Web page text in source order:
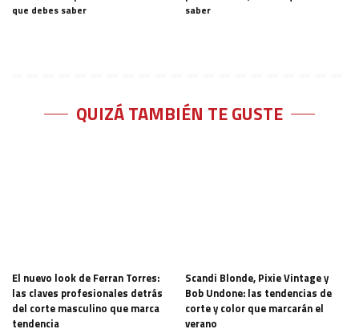
que debes saber
saber
QUIZÁ TAMBIÉN TE GUSTE
El nuevo look de Ferran Torres:
las claves profesionales detrás
del corte masculino que marca
tendencia
Scandi Blonde, Pixie Vintage y
Bob Undone: las tendencias de
corte y color que marcarán el
verano